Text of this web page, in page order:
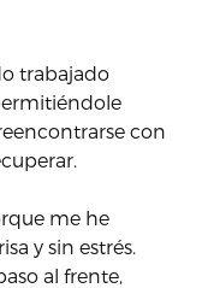
trabajado
con
me he
y sin estrés.
al frente,